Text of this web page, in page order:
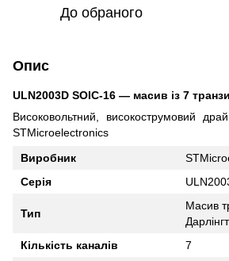
До обраного
Опис
ULN2003D SOIC-16 — масив із 7
Високовольтний, високострумовий
STMicroelectronics
Виробник
Серія
Тип
Масив
Кількість каналів
7